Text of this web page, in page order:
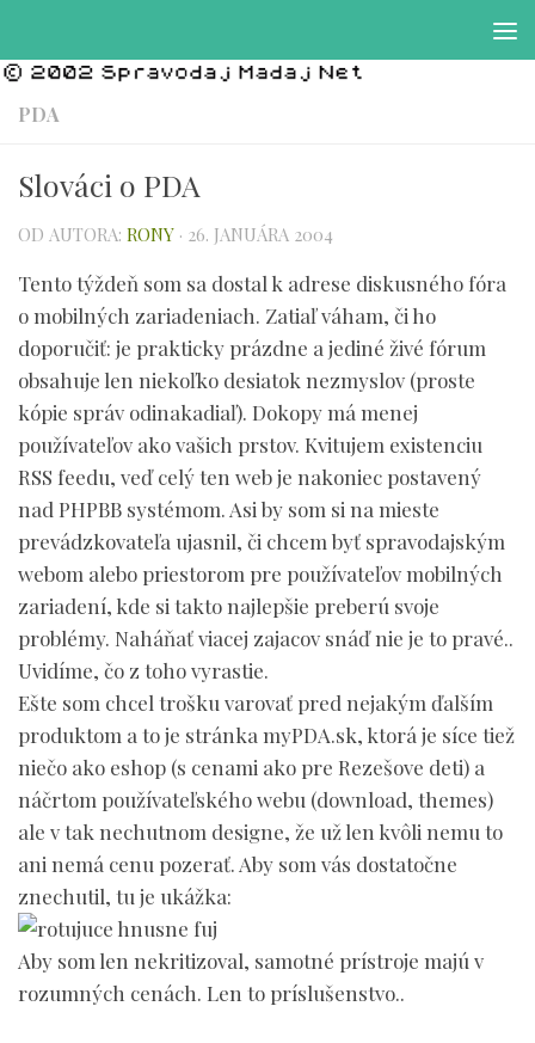
PDA
Slováci o PDA
OD AUTORA: RONY · 26. JANUÁRA 2004
Tento týždeň som sa dostal k adrese diskusného fóra
o mobilných zariadeniach. Zatiaľ váham, či ho
doporučiť: je prakticky prázdne a jediné živé fórum
obsahuje len niekoľko desiatok nezmyslov (proste
kópie správ odinakadiaľ). Dokopy má menej
používateľov ako vašich prstov. Kvitujem existenciu
RSS feedu, veď celý ten web je nakoniec postavený
nad PHPBB systémom. Asi by som si na mieste
prevádzkovateľa ujasnil, či chcem byť spravodajským
webom alebo priestorom pre používateľov mobilných
zariadení, kde si takto najlepšie preberú svoje
problémy. Naháňať viacej zajacov snáď nie je to pravé..
Uvidíme, čo z toho vyrastie.
Ešte som chcel trošku varovať pred nejakým ďalším
produktom a to je stránka myPDA.sk, ktorá je síce tiež
niečo ako eshop (s cenami ako pre Rezešove deti) a
náčrtom používateľského webu (download, themes)
ale v tak nechutnom designe, že už len kvôli nemu to
ani nemá cenu pozerať. Aby som vás dostatočne
znechutil, tu je ukážka:
Aby som len nekritizoval, samotné prístroje majú v
rozumných cenách. Len to príslušenstvo..